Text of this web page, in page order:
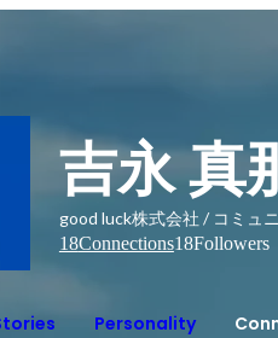
吉永 真
good luck株式会社 / コミュ
18Connections18Followers
Personality